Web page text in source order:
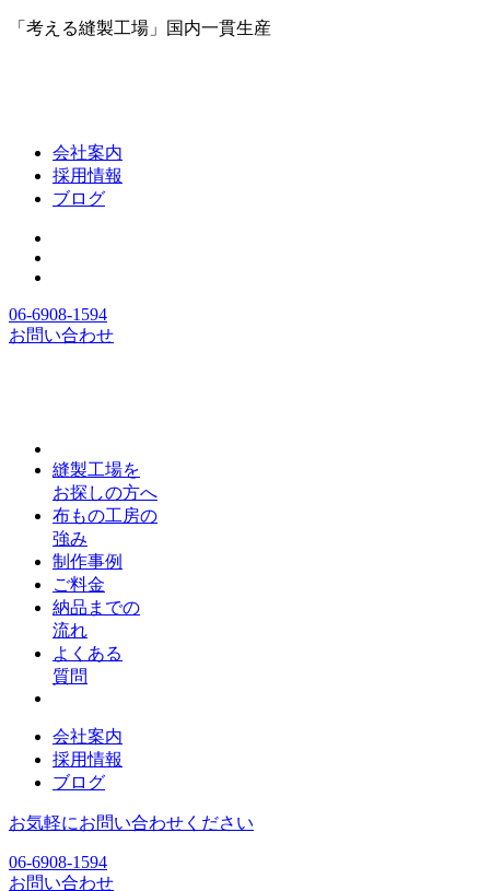
「考える縫製工場」国内一貫生産
会社案内
採用情報
ブログ
06-6908-1594
お問い合わせ
縫製工場を
お探しの方へ
布もの工房の
強み
制作事例
ご料金
納品までの
流れ
よくある
質問
会社案内
採用情報
ブログ
お気軽にお問い合わせください
06-6908-1594
お問い合わせ